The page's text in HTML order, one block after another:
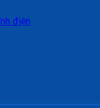
điện